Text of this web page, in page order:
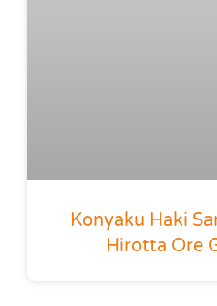
Konyaku Haki
Hirotta Ore